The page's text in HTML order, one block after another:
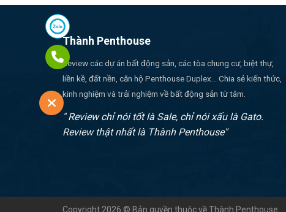
Thành Penthouse
Review các dự án bất động sản, các tòa chung cư, biệt thự,
liền kề, đất nền, căn hộ Penthouse Duplex... Chia sẻ kiến thức,
kinh nghiệm và trải nghiệm về bất động sản từ tâm.
" Review chỉ nói tốt là Sale, chỉ nói xấu là Gato.
Review thật nhất là Thành Penthouse"
Copyright 2026 © Bản quyền thuộc về Thành Penthouse.